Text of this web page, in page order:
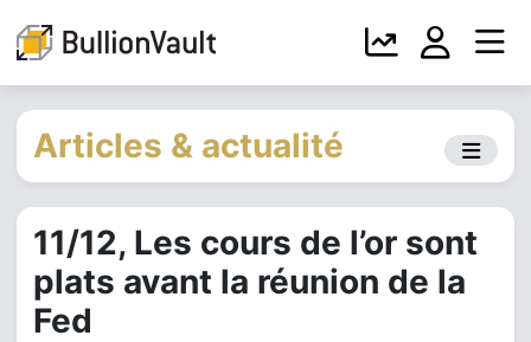
Articles & actualité
11/12, Les cours de l’or sont
plats avant la réunion de la
Fed